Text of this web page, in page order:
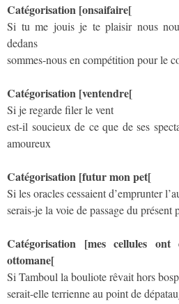
Catégorisation [onsaifaire[
Si tu me jouis je te plaisir nous
dedans
sommes-nous en compétition pour le
Catégorisation [ventendre[
Si je regarde filer le vent
est-il soucieux de ce que de ses
amoureux
Catégorisation [futur mon pet[
Si les oracles cessaient d’emprunter
serais-je la voie de passage du présent
Catégorisation [mes cellules
ottomane[
Si Tamboul la bouliote rêvait hors
serait-elle terrienne au point de